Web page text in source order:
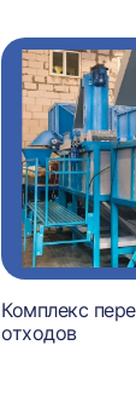
Комплекс
отходов